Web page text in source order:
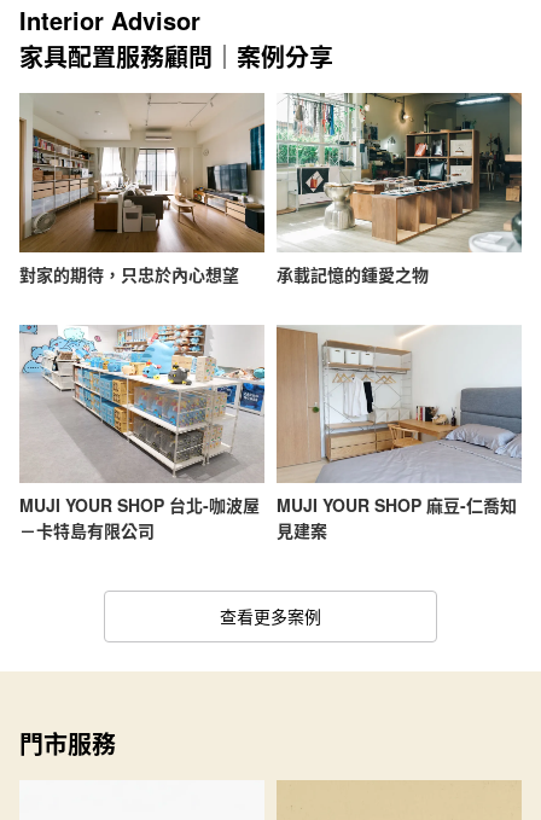
Interior Advisor
家具配置服務顧問｜案例分享
對家的期待，只忠於內心想望 承載記憶的鍾愛之物
MUJI YOUR SHOP 台北-咖波屋
－卡特島有限公司
MUJI YOUR SHOP 麻豆-仁喬知
見建案
查看更多案例
門市服務